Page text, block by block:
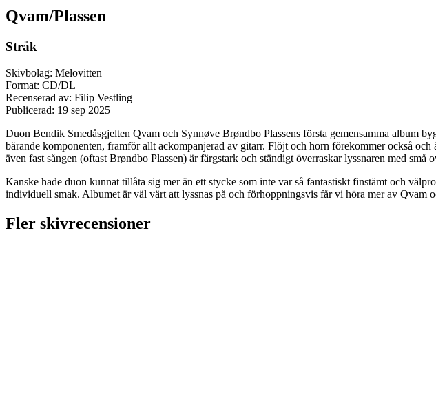
Qvam/Plassen
Stråk
Skivbolag: Melovitten
Format: CD/DL
Recenserad av: Filip Vestling
Publicerad: 19 sep 2025
Duon Bendik Smedåsgjelten Qvam och Synnøve Brøndbo Plassens första gemensamma album
bärande komponenten, framför allt ackompanjerad av gitarr. Flöjt och horn förekommer också
även fast sången (oftast Brøndbo Plassen) är färgstark och ständigt överraskar lyssnaren med små
Kanske hade duon kunnat tillåta sig mer än ett stycke som inte var så fantastiskt finstämt och
individuell smak. Albumet är väl värt att lyssnas på och förhoppningsvis får vi höra mer av Qvam
Fler skivrecensioner